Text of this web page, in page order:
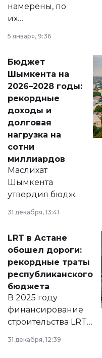
намерены, по
их
принести
народу
Венесуэлы.
5 января, 9:36
Бюджет
Шымкента на
2026–2028 годы:
рекордные
доходы и
долговая
нагрузка на
сотни
миллиардов
Маслихат
Шымкента
утвердил бюджет
2028 годы.
документ
появился в базе
нормативных
правовых актов и
на сайте маслихат
города.
31 декабря, 13:41
LRT в Астане
обошел дороги:
рекордные траты
республиканского
бюджета
В 2025 году
финансирование
строительства LRT
республиканского
31 декабря, 12:39